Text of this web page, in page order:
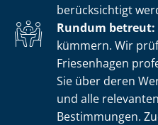
berücksichtigt
Rundum betreut:
kümmern. Wir
Friesenhagen
Sie über deren
und alle
Bestimmungen.